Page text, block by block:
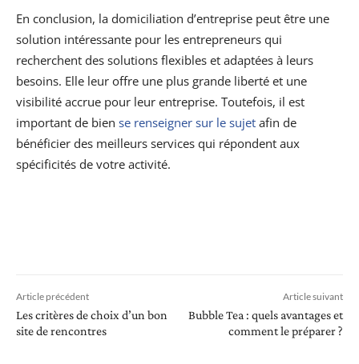
En conclusion, la domiciliation d’entreprise peut être une
solution intéressante pour les entrepreneurs qui
recherchent des solutions flexibles et adaptées à leurs
besoins. Elle leur offre une plus grande liberté et une
visibilité accrue pour leur entreprise. Toutefois, il est
important de bien se renseigner sur le sujet afin de
bénéficier des meilleurs services qui répondent aux
spécificités de votre activité.
Article précédent
Les critères de choix d’un bon
site de rencontres
Article suivant
Bubble Tea : quels avantages et
comment le préparer ?